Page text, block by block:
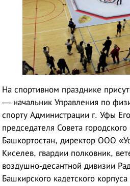
На спортивном празднике
— начальник Управления по
спорту Администрации г. Уфы
председателя Совета
Башкортостан, директор ООО
Киселев, гвардии полковник,
воздушно-десантной дивизии
Башкирского кадетского